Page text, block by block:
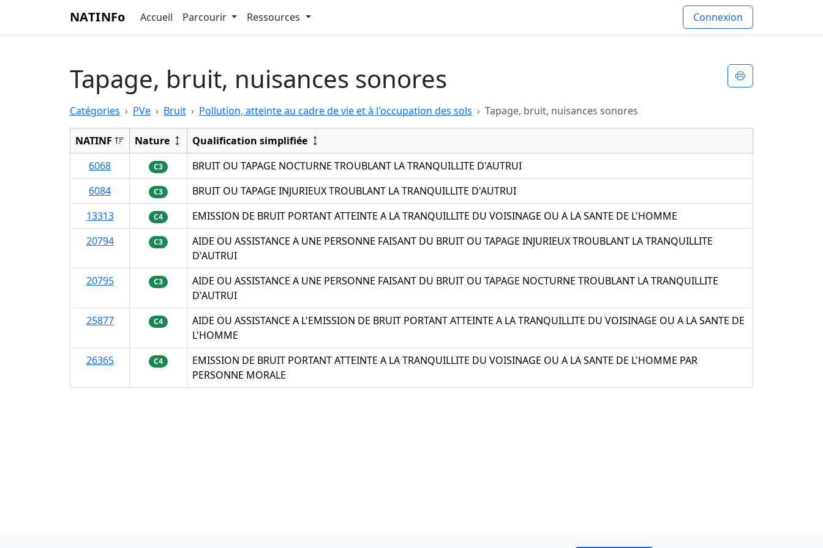
NATINFo Accueil Parcourir Ressources Connexion
Tapage, bruit, nuisances sonores
Imprimer
Catégories
PVe Bruit Pollution, atteinte au cadre de vie et à l'occupation des sols Tapage, bruit, nuisances sonores
NATINF Nature
Qualification simplifiée
6068
C3
BRUIT OU TAPAGE NOCTURNE TROUBLANT LA TRANQUILLITE D'AUTRUI
6084
C3
BRUIT OU TAPAGE INJURIEUX TROUBLANT LA TRANQUILLITE D'AUTRUI
13313
C4
EMISSION DE BRUIT PORTANT ATTEINTE A LA TRANQUILLITE DU VOISINAGE OU A LA SANTE DE L'HOMME
20794
C3
AIDE OU ASSISTANCE A UNE PERSONNE FAISANT DU BRUIT OU TAPAGE INJURIEUX TROUBLANT LA TRANQUILLITE
D'AUTRUI
20795
C3
AIDE OU ASSISTANCE A UNE PERSONNE FAISANT DU BRUIT OU TAPAGE NOCTURNE TROUBLANT LA TRANQUILLITE
D'AUTRUI
25877
C4
AIDE OU ASSISTANCE A L'EMISSION DE BRUIT PORTANT ATTEINTE A LA TRANQUILLITE DU VOISINAGE OU A LA SANTE DE
L'HOMME
26365
C4
EMISSION DE BRUIT PORTANT ATTEINTE A LA TRANQUILLITE DU VOISINAGE OU A LA SANTE DE L'HOMME PAR
PERSONNE MORALE